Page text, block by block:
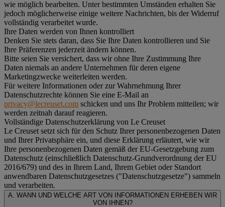
wie möglich bearbeiten. Unter bestimmten Umständen erhalten Sie
jedoch möglicherweise einige weitere Nachrichten, bis der Widerruf
vollständig verarbeitet wurde.
Ihre Daten werden von Ihnen kontrolliert
Denken Sie stets daran, dass Sie Ihre Daten kontrollieren und Sie
Ihre Präferenzen jederzeit ändern können.
Bitte seien Sie versichert, dass wir ohne Ihre Zustimmung Ihre
Daten niemals an andere Unternehmen für deren eigene
Marketingzwecke weiterleiten werden.
Für weitere Informationen oder zur Wahrnehmung Ihrer
Datenschutzrechte können Sie eine E-Mail an
privacy@lecreuset.com schicken und uns Ihr Problem mitteilen; wir
werden zeitnah darauf reagieren.
Vollständige Datenschutzerklärung von Le Creuset
Le Creuset setzt sich für den Schutz Ihrer personenbezogenen Daten
und Ihrer Privatsphäre ein, und diese Erklärung erläutert, wie wir
Ihre personenbezogenen Daten gemäß der EU-Gesetzgebung zum
Datenschutz (einschließlich Datenschutz-Grundverordnung der EU
2016/679) und des in Ihrem Land, Ihrem Gebiet oder Standort
anwendbaren Datenschutzgesetzes ("Datenschutzgesetze") sammeln
und verarbeiten.
A. WANN UND WELCHE ART VON INFORMATIONEN ERHEBEN WIR
VON IHNEN?